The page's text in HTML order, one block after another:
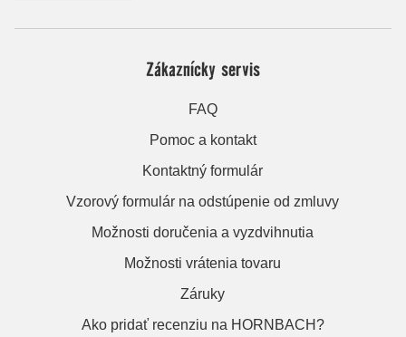
Zákaznícky servis
FAQ
Pomoc a kontakt
Kontaktný formulár
Vzorový formulár na odstúpenie od zmluvy
Možnosti doručenia a vyzdvihnutia
Možnosti vrátenia tovaru
Záruky
Ako pridať recenziu na HORNBACH?